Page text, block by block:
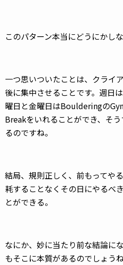
このパターン本当にどうにかし
一つ思いついたことは、クライ
後に集中させることです。週日
曜日と金曜日はBoulderingの
Breakをいれることができ、そ
るのですね。
結局、規則正しく、前もってや
耗することなくその日にやるべ
とができる。
なにか、妙に当たり前な結論に
もそこに本質があるのでしょうね